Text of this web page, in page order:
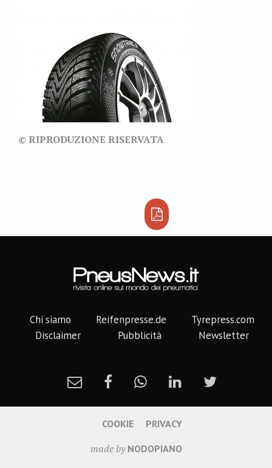
© RIPRODUZIONE RISERVATA
Chi siamo Reifenpresse.de
Tyrepress.com
Disclaimer
Pubblicità Newsletter
made by NODOPIANO
COOKIE PRIVACY